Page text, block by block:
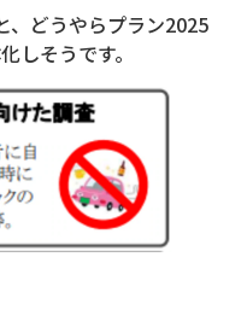
、どうやらプラン2025
しそうです。